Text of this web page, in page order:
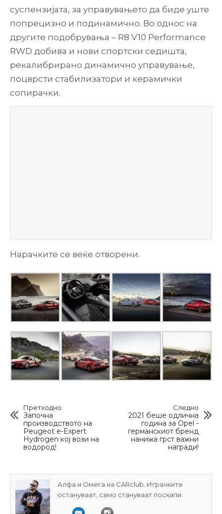
суспензијата, за управувањето да биде уште
попрецизно и подинамично. Во однос на
другите подобрувања – R8 V10 Performance
RWD добива и нови спортски седишта,
рекалибрирано динамично управување,
поцврсти стабилизатори и керамички
сопирачки.
Нарачките се веќе отворени.
Претходно
Започна
производството на
Peugeot e-Expert
Hydrogen кој вози на
водород!
Следно
2021 беше одлична
година за Opel -
германскиот бренд
нанижа грст важни
награди!
Алфа и Омега на CARclub. Играчките
остануваат, само стануваат поскапи.